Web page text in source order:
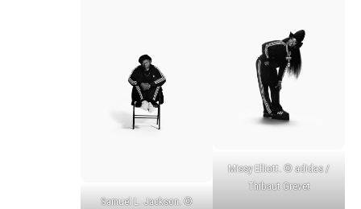
Samuel L. Jackson. ©
Missy Elliott. © adidas /
Thibaut Grevet